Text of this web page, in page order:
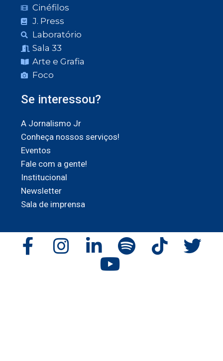
Cinéfilos
J. Press
Laboratório
Sala 33
Arte e Grafia
Foco
Se interessou?
A Jornalismo Jr
Conheça nossos serviços!
Eventos
Fale com a gente!
Institucional
Newsletter
Sala de imprensa